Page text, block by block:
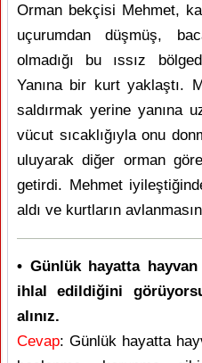
Orman bekçisi Mehmet,
uçurumdan düşmüş,
olmadığı bu ıssız
Yanına bir kurt yaklaştı.
saldırmak yerine yanına
vücut sıcaklığıyla onu
uluyarak diğer orman
getirdi. Mehmet
aldı ve kurtların
• Günlük hayatta
ihlal edildiğini
alınız.
Cevap: Günlük hayatta